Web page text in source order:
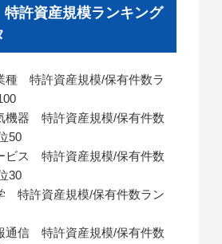
特許資産規模ランキング
特許資産規模/保有件数ラ
器 特許資産規模/保有件数
50
ス 特許資産規模/保有件数
30
許資産規模/保有件数ラン
信 特許資産規模/保有件数